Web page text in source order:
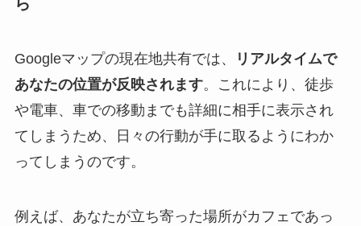
Googleマップの現在地共有では、
リアルタイムで
あなたの位置が反映されます。これにより、徒歩
や電車、車での移動までも詳細に相手に表示され
てしまうため、日々の行動が手に取るようにわか
ってしまうのです。
例えば、あなたが立ち寄った場所がカフェであっ